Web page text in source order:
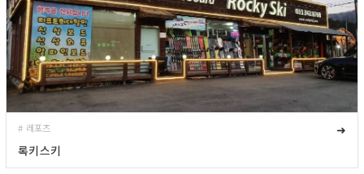
# 레포츠
➜
록키스키